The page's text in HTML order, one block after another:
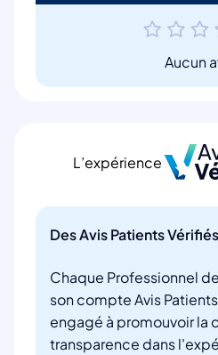
Aucun
L’expérience
Des Avis Patients Vérifiés
Chaque Professionnel
son compte Avis
engagé à promouvoir la
transparence dans